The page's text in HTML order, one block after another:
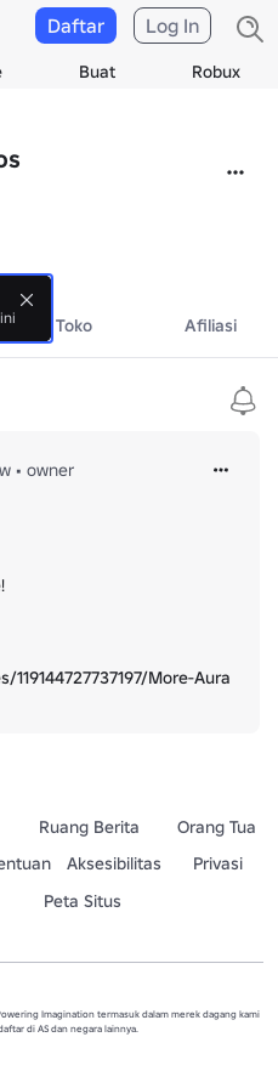
Buat Robux
Daftar Log In
Toko Afiliasi
• owner
More-Aura
Ruang Berita
Orang Tua
Aksesibilitas
Privasi
Peta Situs
Imagination termasuk dalam merek dagang kami
di AS dan negara lainnya.